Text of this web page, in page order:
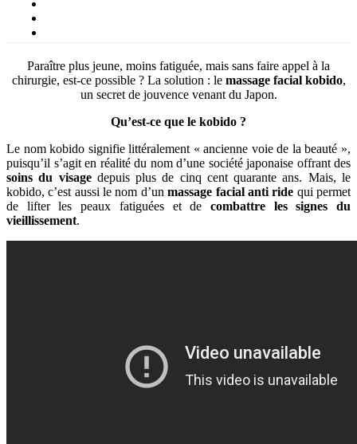
Paraître plus jeune, moins fatiguée, mais sans faire appel à la
chirurgie, est-ce possible ? La solution : le massage facial kobido,
un secret de jouvence venant du Japon.
Qu’est-ce que le kobido ?
Le nom kobido signifie littéralement « ancienne voie de la beauté »,
puisqu’il s’agit en réalité du nom d’une société japonaise offrant des
soins du visagedepuis plus de cinq cent quarante ans. Mais, le
kobido, c’est aussi le nom d’unmassage facial anti ride qui permet
de lifter les peaux fatiguées et de combattre les signes du
vieillissement.